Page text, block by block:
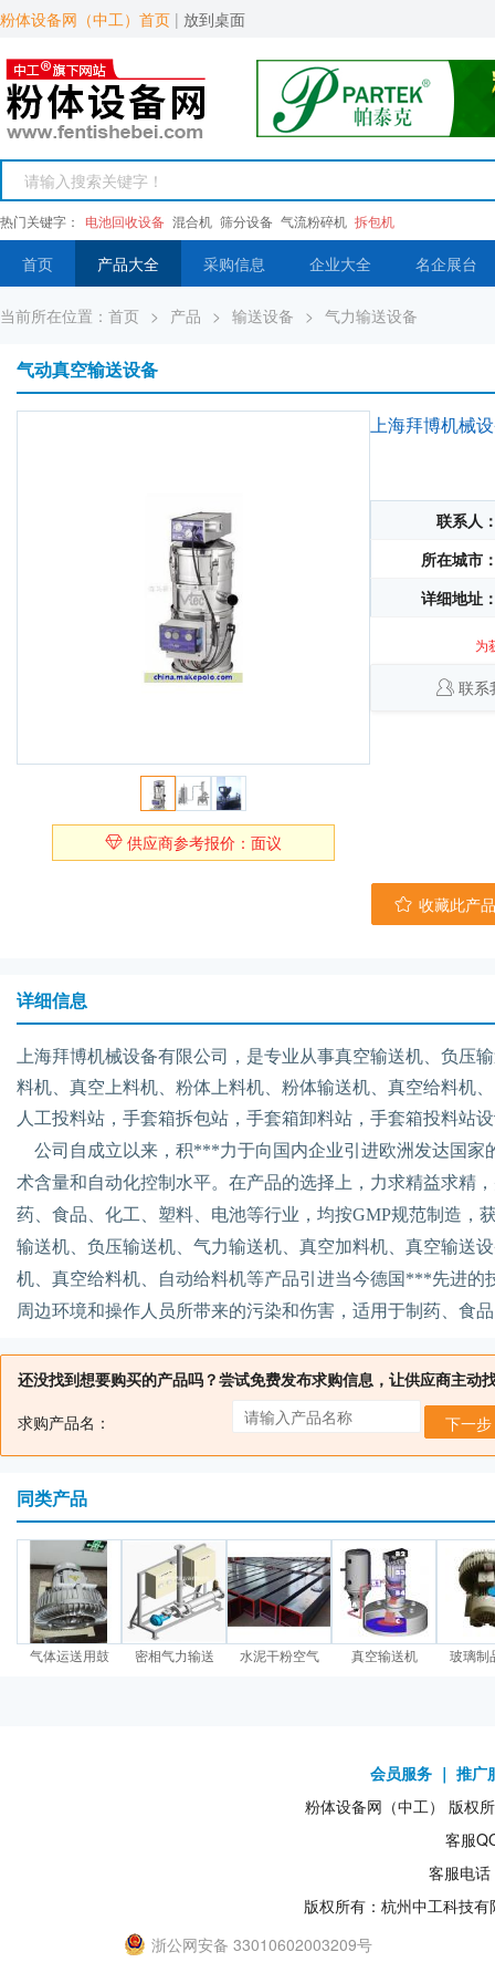
粉体设备网（中工）首页 | 放到桌面
热门关键字： 电池回收设备 混合机 筛分设备 气流粉碎机 拆包机
首页 产品大全 采购信息 企业大全 名企展台
当前所在位置： 首页 > 产品 > 输送设备 > 气力输送设备
气动真空输送设备
供应商参考报价：面议
上海拜博机械
联系人
所在城市
详细地址
为
联系
收藏此产品
详细信息
上海拜博机械设备有限公司，是专业从事真空输送机、负
料机、真空上料机、粉体上料机、粉体输送机、真空给料机
人工投料站，手套箱拆包站，手套箱卸料站，手套箱投料站
公司自成立以来，积***力于向国内企业引进欧洲发达国
术含量和自动化控制水平。在产品的选择上，力求精益求精
药、食品、化工、塑料、电池等行业，均按GMP规范制造，
输送机、负压输送机、气力输送机、真空加料机、真空输送
机、真空给料机、自动给料机等产品引进当今德国***先进
周边环境和操作人员所带来的污染和伤害，适用于制药、食
还没找到想要购买的产品吗？尝试免费发布求购信息，让供应商主动
求购产品名：
下一步
同类产品
气体运送用鼓 密相气力输送 水泥干粉空气 真空输送机 玻璃制
会员服务 ｜ 推广
粉体设备网（中工） 版权
客服
客服电
版权所有：杭州中工科技
浙公网安备 33010602003209号